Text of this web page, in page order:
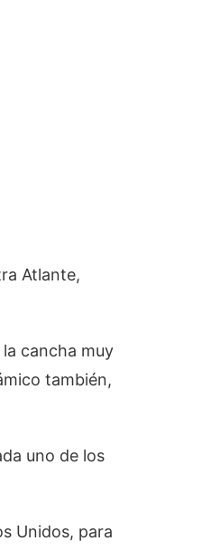
Atlante,
cancha muy
también,
uno de los
Unidos, para